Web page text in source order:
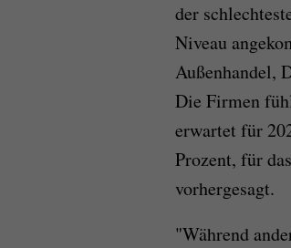
der
Niveau
Außenhandel,
Die Firmen
erwartet für
Prozent, für
vorhergesagt.
"Während